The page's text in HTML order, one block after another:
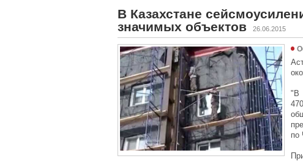
В Казахстане
значимых объектов
26.06.2015
"В
по